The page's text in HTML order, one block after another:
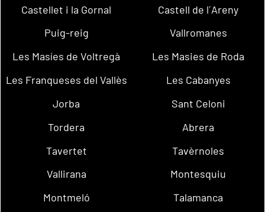
Castellet i la Gornal
Castell de l´Areny
Puig-reig
Vallromanes
Les Masíes de Voltregà
Les Masies de Roda
Les Franqueses del Vallès
Les Cabanyes
Jorba
Sant Celoni
Tordera
Abrera
Tavertet
Tavèrnoles
Vallirana
Montesquiu
Montmeló
Talamanca